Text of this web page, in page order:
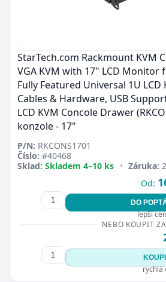
StarTech.com Rackmount KVM
VGA KVM with 17" LCD Monitor
Fully Featured Universal 1U
Cables & Hardware, USB
LCD KVM Concole Drawer
konzole - 17"
P/N: RKCONS1701
Číslo: #40468
Sklad: Skladem 4–10 ks • Záruka:
Od:
DO
lepší
NEBO KOUPIT ZA
rychlá